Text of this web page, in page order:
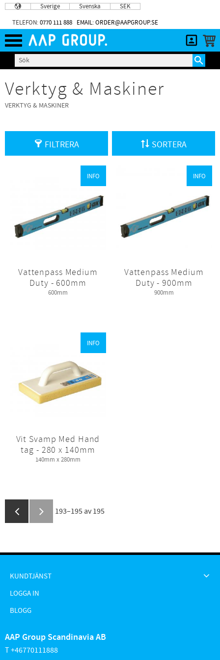
Meny
Sverige Svenska SEK
TELEFON:0770 111 888 EMAIL: ORDER@AAPGROUP.SE
Verktyg & Maskiner
VERKTYG & MASKINER
FILTRERA SORTERA
Vattenpass Medium
Duty - 600mm
600mm
INFO
Vattenpass Medium
Duty - 900mm
900mm
INFO
Vit Svamp Med Hand
tag - 280 x 140mm
140mm x 280mm
INFO
193–195 av 195
KUNDTJÄNST
LOGGA IN
BLOGG
AAP Group Scandinavia AB
T +46770111888